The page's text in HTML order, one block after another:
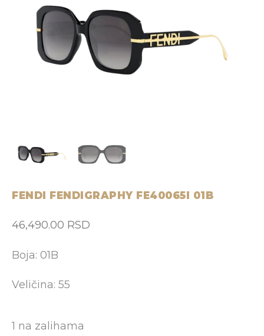
FENDI FENDIGRAPHY FE40065I 01B
46,490.00 RSD
Boja: 01B
Veličina: 55
1 na zalihama